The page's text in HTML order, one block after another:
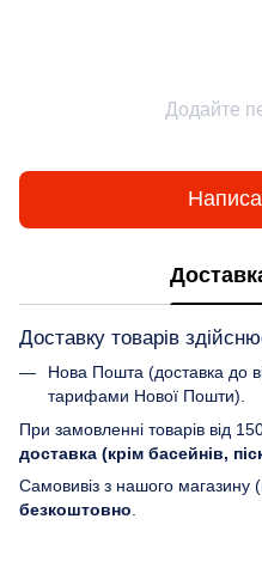
Додайте
Доставку товарів
Нова Пошта (доставка до
тарифами Нової Пошти).
При замовленні товарів від
доставка (крім басейнів,
Самовивіз з нашого магазину
безкоштовно